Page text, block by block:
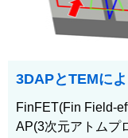
3DAPとTEMに
FinFET(Fin Field-
AP(3次元アトムプ